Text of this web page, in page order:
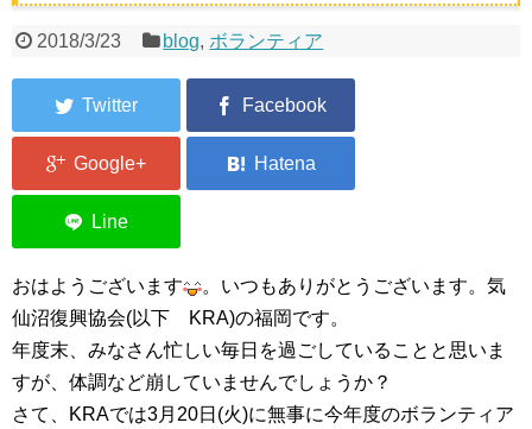
2018/3/23 blog, ボランティア
おはようございます
。いつもありがとうございます。気
仙沼復興協会(以下 KRA)の福岡です。
年度末、みなさん忙しい毎日を過ごしていることと思いま
すが、体調など崩していませんでしょうか？
さて、KRAでは3月20日(火)に無事に今年度のボランティア
福祉事業
埋蔵発掘/資料整備事業
2026年3月11日捜索活動ボランティア募集 NEW
集中捜索活動の記録
ボランティア募集要項
ボランティアさん集合写真館